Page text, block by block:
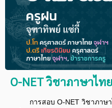
O-NET วิชาภาษาไ
การสอบ O-NET วิชาภา